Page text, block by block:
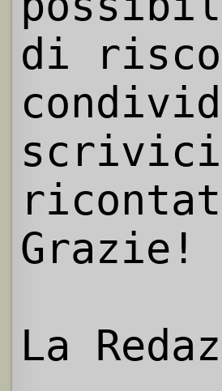
di
Grazie!
La